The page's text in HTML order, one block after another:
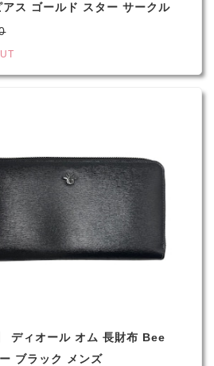
アス ゴールド スター サークル
ス (2153)☆
ディオール オム 長財布 Bee
ブラック メンズ